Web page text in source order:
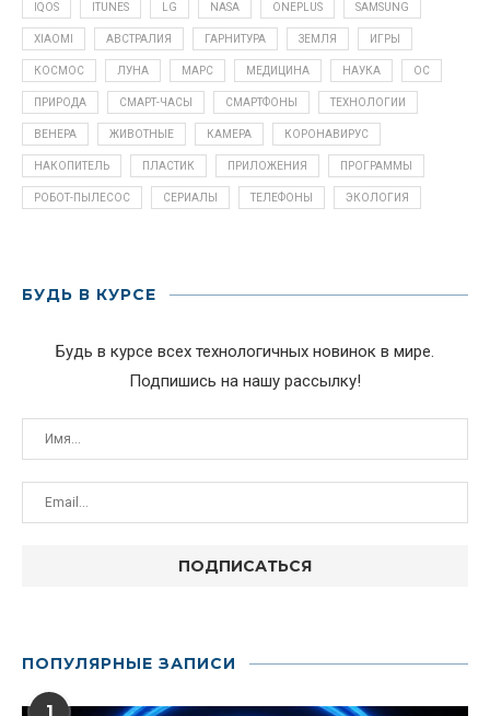
IQOS ITUNES LG NASA ONEPLUS SAMSUNG
XIAOMI АВСТРАЛИЯ ГАРНИТУРА ЗЕМЛЯ ИГРЫ
КОСМОС ЛУНА МАРС МЕДИЦИНА НАУКА ОС
ПРИРОДА СМАРТ-ЧАСЫ СМАРТФОНЫ ТЕХНОЛОГИИ
ВЕНЕРА ЖИВОТНЫЕ КАМЕРА КОРОНАВИРУС
НАКОПИТЕЛЬ ПЛАСТИК ПРИЛОЖЕНИЯ ПРОГРАММЫ
РОБОТ-ПЫЛЕСОС СЕРИАЛЫ ТЕЛЕФОНЫ ЭКОЛОГИЯ
БУДЬ В КУРСЕ
Будь в курсе всех технологичных новинок в мире.
Подпишись на нашу рассылку!
ПОПУЛЯРНЫЕ ЗАПИСИ